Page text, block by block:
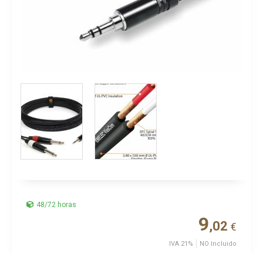
48/72 horas
9,02 €
IVA 21% NO Incluido